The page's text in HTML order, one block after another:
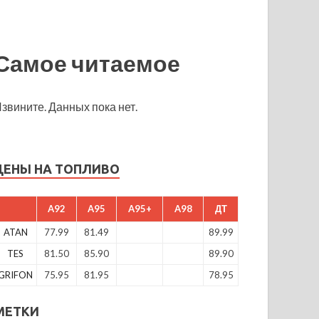
читаемое
Данных пока нет.
НА ТОПЛИВО
A92 A95 A95+ A98 ДТ
ATAN 77.99 81.49
89.99
TES
81.50 85.90
89.90
75.95 81.95 78.95